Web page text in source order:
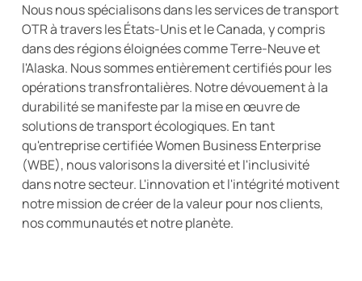
Nous nous spécialisons dans les services de transport
OTR à travers les États-Unis et le Canada, y compris
dans des régions éloignées comme Terre-Neuve et
l'Alaska. Nous sommes entièrement certifiés pour les
opérations transfrontalières. Notre dévouement à la
durabilité se manifeste par la mise en œuvre de
solutions de transport écologiques. En tant
qu'entreprise certifiée Women Business Enterprise
(WBE), nous valorisons la diversité et l'inclusivité
dans notre secteur. L'innovation et l'intégrité motivent
notre mission de créer de la valeur pour nos clients,
nos communautés et notre planète.